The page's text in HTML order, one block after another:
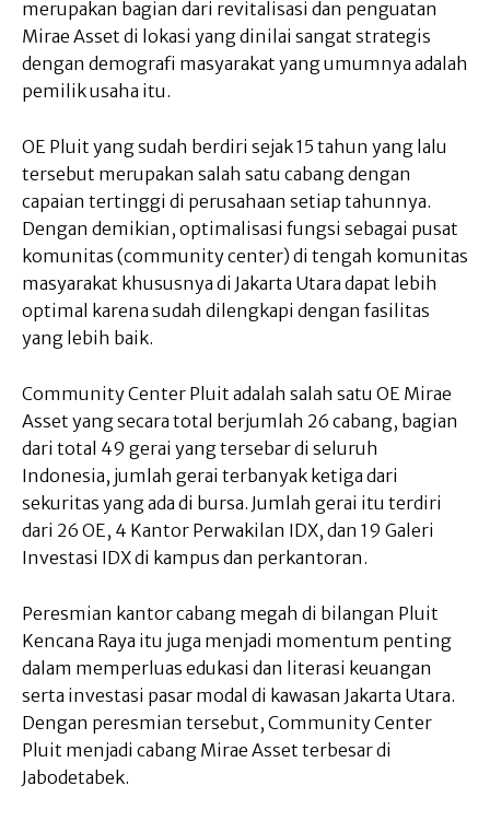
merupakan bagian dari revitalisasi dan penguatan
Mirae Asset di lokasi yang dinilai sangat strategis
dengan demografi masyarakat yang umumnya adalah
pemilik usaha itu.
OE Pluit yang sudah berdiri sejak 15 tahun yang lalu
tersebut merupakan salah satu cabang dengan
capaian tertinggi di perusahaan setiap tahunnya.
Dengan demikian, optimalisasi fungsi sebagai pusat
komunitas (community center) di tengah komunitas
masyarakat khususnya di Jakarta Utara dapat lebih
optimal karena sudah dilengkapi dengan fasilitas
yang lebih baik.
Community Center Pluit adalah salah satu OE Mirae
Asset yang secara total berjumlah 26 cabang, bagian
dari total 49 gerai yang tersebar di seluruh
Indonesia, jumlah gerai terbanyak ketiga dari
sekuritas yang ada di bursa. Jumlah gerai itu terdiri
dari 26 OE, 4 Kantor Perwakilan IDX, dan 19 Galeri
Investasi IDX di kampus dan perkantoran.
Peresmian kantor cabang megah di bilangan Pluit
Kencana Raya itu juga menjadi momentum penting
dalam memperluas edukasi dan literasi keuangan
serta investasi pasar modal di kawasan Jakarta Utara.
Dengan peresmian tersebut, Community Center
Pluit menjadi cabang Mirae Asset terbesar di
Jabodetabek.